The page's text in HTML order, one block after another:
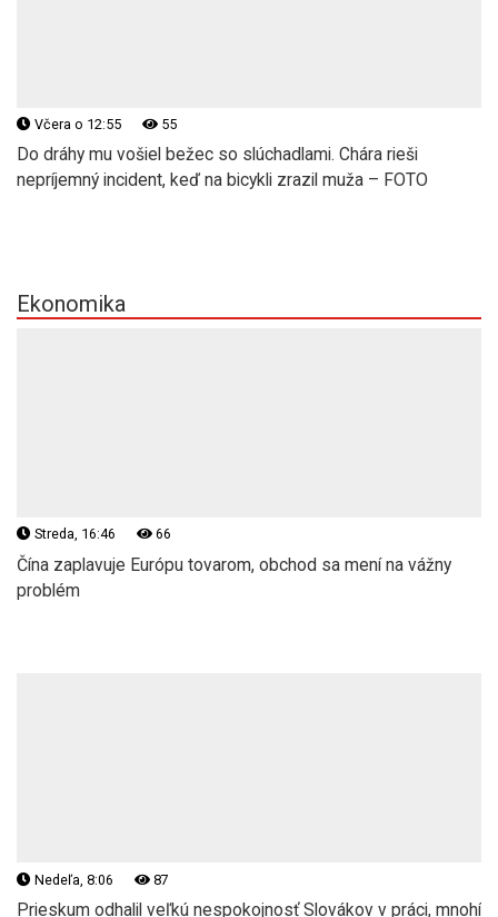
Včera o 12:55 55
Do dráhy mu vošiel bežec so slúchadlami. Chára rieši
nepríjemný incident, keď na bicykli zrazil muža – FOTO
Ekonomika
Streda, 16:46 66
Čína zaplavuje Európu tovarom, obchod sa mení na vážny
problém
Nedeľa, 8:06 87
Prieskum odhalil veľkú nespokojnosť Slovákov v práci, mnohí